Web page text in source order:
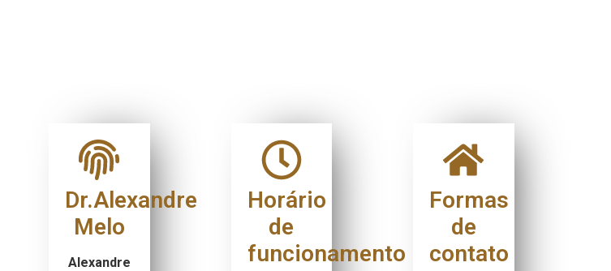
Dr.Alexandre
Melo
Alexandre
Horário
de
funcionamento
Formas
de
contato